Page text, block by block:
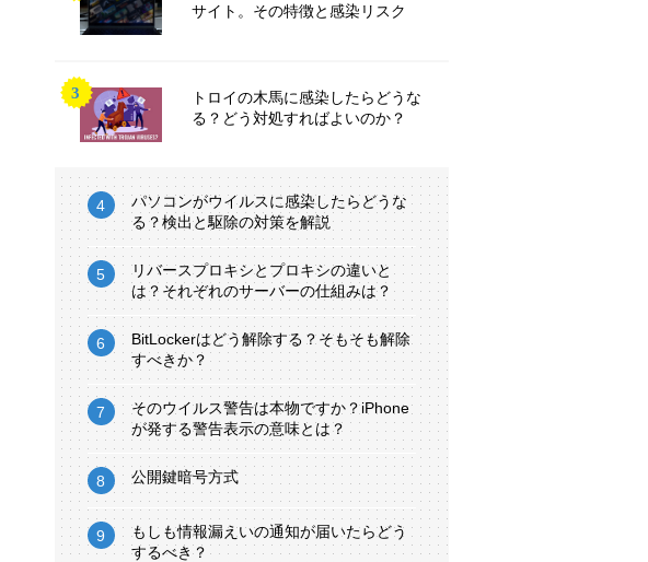
サイト。その特徴と感染リスク
トロイの木馬に感染したらどうな
る？どう対処すればよいのか？
パソコンがウイルスに感染したらどうな
る？検出と駆除の対策を解説
リバースプロキシとプロキシの違いと
は？それぞれのサーバーの仕組みは？
BitLockerはどう解除する？そもそも解除
すべきか？
そのウイルス警告は本物ですか？iPhone
が発する警告表示の意味とは？
公開鍵暗号方式
もしも情報漏えいの通知が届いたらどう
するべき？